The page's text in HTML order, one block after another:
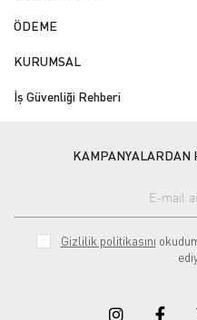
ÖDEME
KURUMSAL
İş Güvenliği Rehberi
KAMPANYALARDAN
Gizlilik politikasını